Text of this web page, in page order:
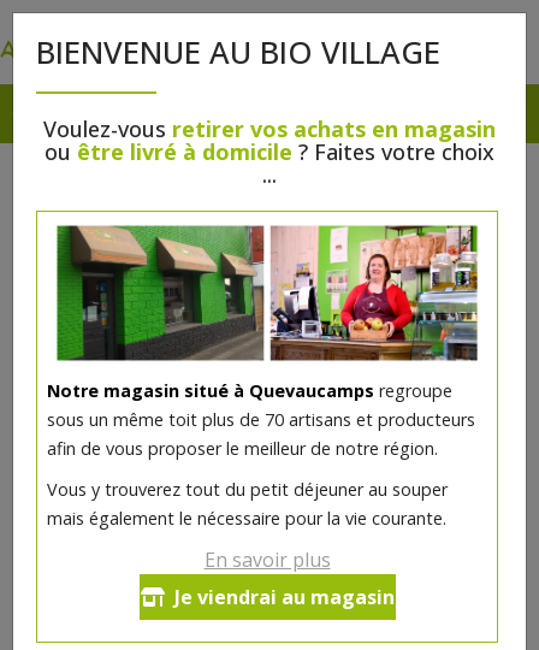
BIENVENUE AU BIO VILLAGE
Voulez-vous retirer vos achats en magasin
ou être livré à domicile ? Faites votre choix
...
Notre magasin situé à Quevaucamps regroupe
sous un même toit plus de 70 artisans et producteurs
afin de vous proposer le meilleur de notre région.
Vous y trouverez tout du petit déjeuner au souper
mais également le nécessaire pour la vie courante.
En savoir plus
Je viendrai au magasin
Manouri AOP bio 200g (petit-lait
de brebis et de chèvre)
5.19€/pc
Ce produit est indisponible pour le moment.